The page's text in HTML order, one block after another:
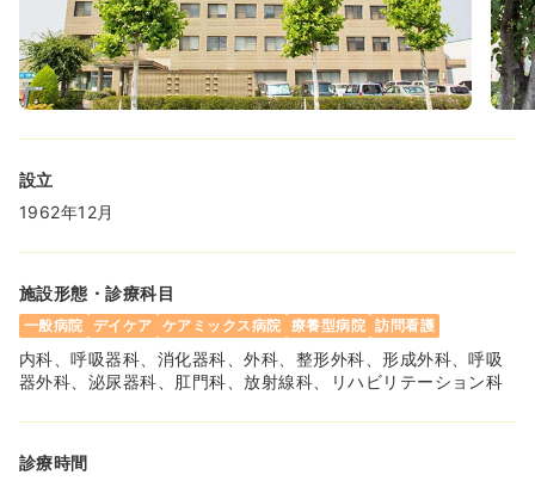
給与 18.0〜23.8万円 /月 賞与4.2ヶ月
※一例
時間 8:30～17:30（休憩60分）
4週8休以上
ブランク可 月給23万円以上可
気になる 詳細を見る
お問い合わせください
時間 8:30～17:30（休憩60分）
ブランク可
気になる 詳細を見る
透析正・准看護師
設立
1962年12月
施設形態・診療科目
一般病院 デイケア ケアミックス病院 療養型病院 訪問看護
内科、呼吸器科、消化器科、外科、整形外科、形成外科、呼吸
器外科、泌尿器科、肛門科、放射線科、リハビリテーション科
診療時間